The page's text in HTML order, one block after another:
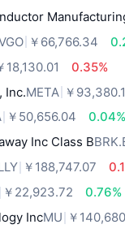
￥66,766.34
18,130.01
0.35%
Inc.META ￥
￥50,656.04
0.04%
Inc Class B
￥188,747.07
￥22,923.72
0.76%
IncMU ￥